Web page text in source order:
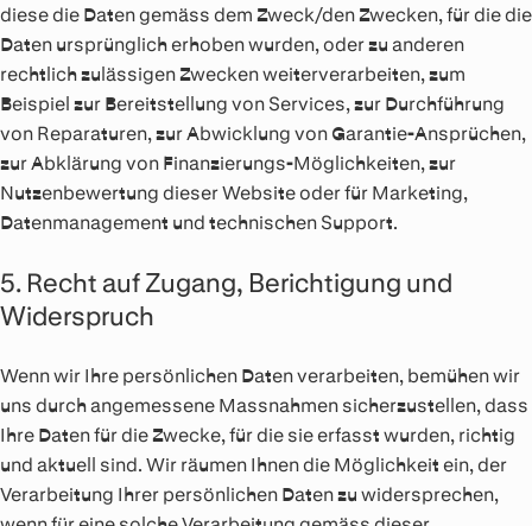
diese die Daten gemäss dem Zweck/den Zwecken, für die die
Daten ursprünglich erhoben wurden, oder zu anderen
rechtlich zulässigen Zwecken weiterverarbeiten, zum
Beispiel zur Bereitstellung von Services, zur Durchführung
von Reparaturen, zur Abwicklung von Garantie-Ansprüchen,
zur Abklärung von Finanzierungs-Möglichkeiten, zur
Nutzenbewertung dieser Website oder für Marketing,
Datenmanagement und technischen Support.
5. Recht auf Zugang, Berichtigung und
Widerspruch
Wenn wir Ihre persönlichen Daten verarbeiten, bemühen wir
uns durch angemessene Massnahmen sicherzustellen, dass
Ihre Daten für die Zwecke, für die sie erfasst wurden, richtig
und aktuell sind. Wir räumen Ihnen die Möglichkeit ein, der
Verarbeitung Ihrer persönlichen Daten zu widersprechen,